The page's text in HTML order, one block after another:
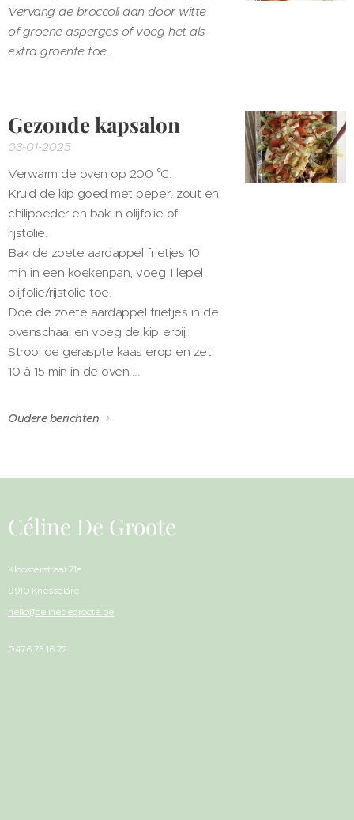
Vervang de broccoli dan door witte
of groene asperges of voeg het als
extra groente toe.
Gezonde kapsalon
03-01-2025
Verwarm de oven op 200 °C.
Kruid de kip goed met peper, zout en
chilipoeder en bak in olijfolie of
rijstolie.
Bak de zoete aardappel frietjes 10
min in een koekenpan, voeg 1 lepel
olijfolie/rijstolie toe.
Doe de zoete aardappel frietjes in de
ovenschaal en voeg de kip erbij.
Strooi de geraspte kaas erop en zet
10 à 15 min in de oven....
Oudere berichten
Céline De Groote
Kloosterstraat 71a
9910 Knesselare
hello@celinedegroote.be
0476 73 16 72